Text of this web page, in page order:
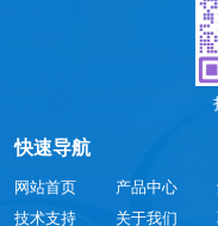
快速导航
网站首页 产品中心
技术支持
关于我们